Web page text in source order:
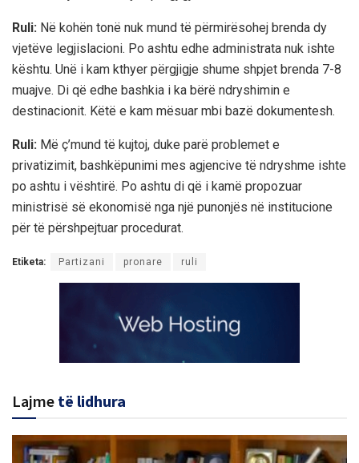
Ruli: Në kohën tonë nuk mund të përmirësohej brenda dy
vjetëve legjislacioni. Po ashtu edhe administrata nuk ishte
kështu. Unë i kam kthyer përgjigje shume shpjet brenda 7-8
muajve. Di që edhe bashkia i ka bërë ndryshimin e
destinacionit. Këtë e kam mësuar mbi bazë dokumentesh.
Ruli: Më ç’mund të kujtoj, duke parë problemet e
privatizimit, bashkëpunimi mes agjencive të ndryshme ishte
po ashtu i vështirë. Po ashtu di që i kamë propozuar
ministrisë së ekonomisë nga një punonjës në institucione
për të përshpejtuar procedurat.
Etiketa: Partizani pronare ruli
Lajme të lidhura